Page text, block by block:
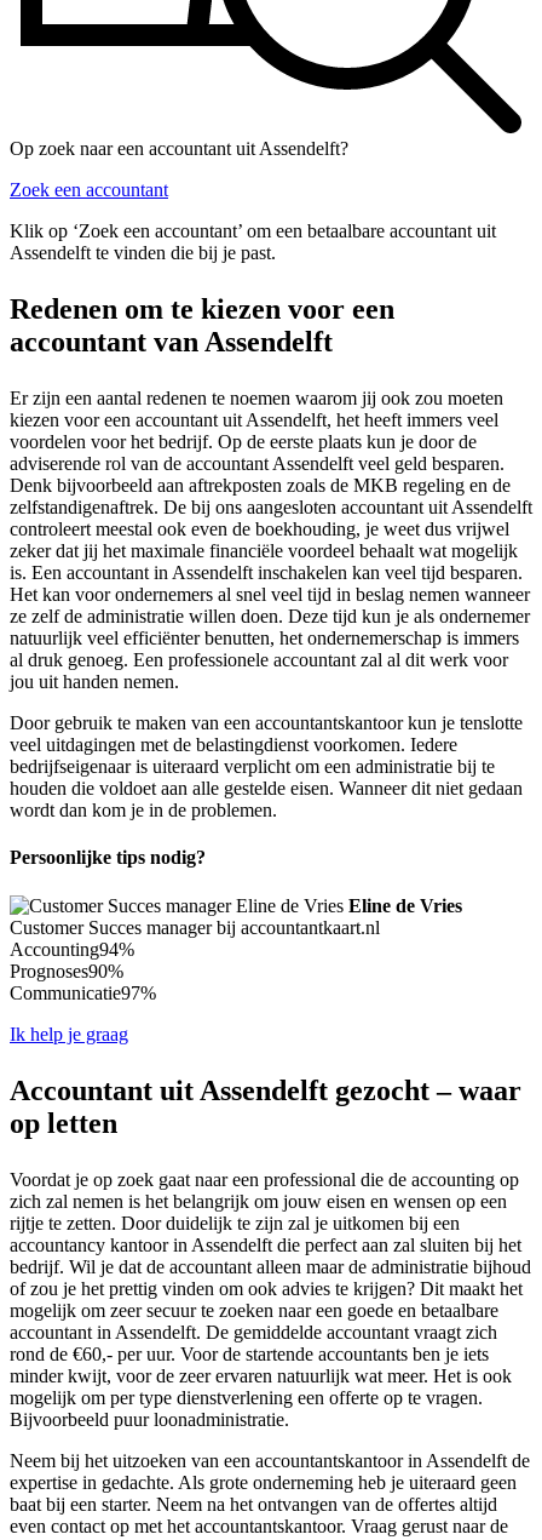
Op zoek naar een accountant uit Assendelft?
Zoek een accountant
Klik op ‘Zoek een accountant’ om een betaalbare accountant uit
Assendelft te vinden die bij je past.
Redenen om te kiezen voor een
accountant van Assendelft
Er zijn een aantal redenen te noemen waarom jij ook zou moeten
kiezen voor een accountant uit Assendelft, het heeft immers veel
voordelen voor het bedrijf. Op de eerste plaats kun je door de
adviserende rol van de accountant Assendelft veel geld besparen.
Denk bijvoorbeeld aan aftrekposten zoals de MKB regeling en de
zelfstandigenaftrek. De bij ons aangesloten accountant uit Assendelft
controleert meestal ook even de boekhouding, je weet dus vrijwel
zeker dat jij het maximale financiële voordeel behaalt wat mogelijk
is. Een accountant in Assendelft inschakelen kan veel tijd besparen.
Het kan voor ondernemers al snel veel tijd in beslag nemen wanneer
ze zelf de administratie willen doen. Deze tijd kun je als ondernemer
natuurlijk veel efficiënter benutten, het ondernemerschap is immers
al druk genoeg. Een professionele accountant zal al dit werk voor
jou uit handen nemen.
Door gebruik te maken van een accountantskantoor kun je tenslotte
veel uitdagingen met de belastingdienst voorkomen. Iedere
bedrijfseigenaar is uiteraard verplicht om een administratie bij te
houden die voldoet aan alle gestelde eisen. Wanneer dit niet gedaan
wordt dan kom je in de problemen.
Persoonlijke tips nodig?
Eline de Vries
Customer Succes manager bij accountantkaart.nl
Accounting94%
Prognoses90%
Communicatie97%
Ik help je graag
Accountant uit Assendelft gezocht – waar
op letten
Voordat je op zoek gaat naar een professional die de accounting op
zich zal nemen is het belangrijk om jouw eisen en wensen op een
rijtje te zetten. Door duidelijk te zijn zal je uitkomen bij een
accountancy kantoor in Assendelft die perfect aan zal sluiten bij het
bedrijf. Wil je dat de accountant alleen maar de administratie bijhoud
of zou je het prettig vinden om ook advies te krijgen? Dit maakt het
mogelijk om zeer secuur te zoeken naar een goede en betaalbare
accountant in Assendelft. De gemiddelde accountant vraagt zich
rond de €60,- per uur. Voor de startende accountants ben je iets
minder kwijt, voor de zeer ervaren natuurlijk wat meer. Het is ook
mogelijk om per type dienstverlening een offerte op te vragen.
Bijvoorbeeld puur loonadministratie.
Neem bij het uitzoeken van een accountantskantoor in Assendelft de
expertise in gedachte. Als grote onderneming heb je uiteraard geen
baat bij een starter. Neem na het ontvangen van de offertes altijd
even contact op met het accountantskantoor. Vraag gerust naar de